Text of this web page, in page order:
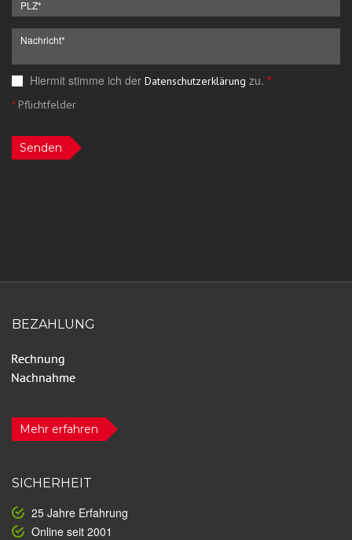
Hiermit stimme ich der Datenschutzerklärung zu. *
*Pflichtfelder
Senden
BEZAHLUNG
Mehr erfahren
SICHERHEIT
25 Jahre Erfahrung
Online seit 2001